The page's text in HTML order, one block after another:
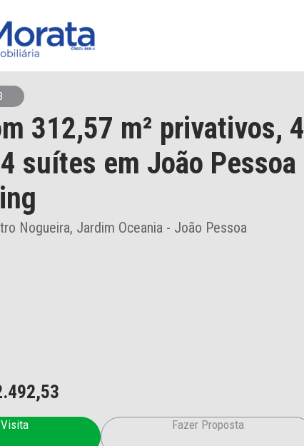
312,57 m² privativos, 4
suítes em João Pessoa
Nogueira, Jardim Oceania - João Pessoa
Fazer Proposta